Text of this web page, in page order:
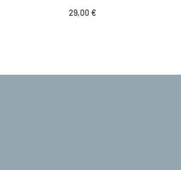
29,00€